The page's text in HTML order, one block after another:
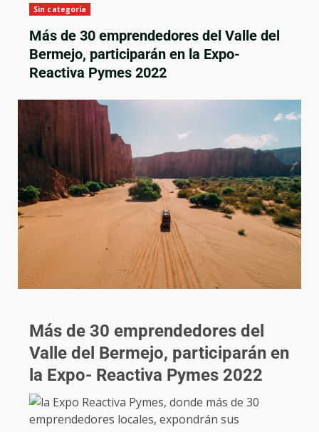
Sin categoría
Más de 30 emprendedores del Valle del
Bermejo, participarán en la Expo-
Reactiva Pymes 2022
Más de 30 emprendedores del
Valle del Bermejo, participarán en
la Expo- Reactiva Pymes 2022